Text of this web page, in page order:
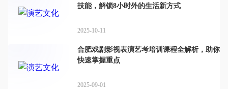
技能，解锁8小时外的生活新方式
2025-10-11
合肥戏剧影视表演艺考培训课程全解析，助你
快速掌握重点
2025-09-01